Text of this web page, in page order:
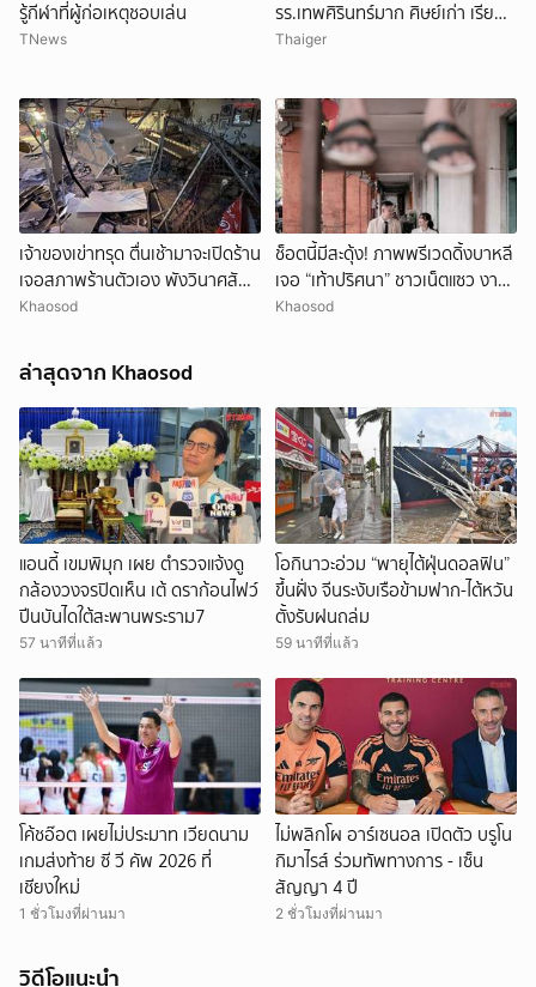
รู้กีฬาที่ผู้ก่อเหตุชอบเล่น
TNews
รร.เทพศิรินทร์มาก ศิษย์เก่า เรียน
จบกลับมาเป็นครู
Thaiger
เจ้าของเข่าทรุด ตื่นเช้ามาจะเปิดร้าน
เจอสภาพร้านตัวเอง พังวินาศสัน
ตะโร เสียหายนับล้าน
Khaosod
ช็อตนี้มีสะดุ้ง! ภาพพรีเวดดิ้งบาหลี
เจอ “เท้าปริศนา” ชาวเน็ตแซว งาน
แต่งหรือหนังผี
Khaosod
ล่าสุดจาก Khaosod
แอนดี้ เขมพิมุก เผย ตำรวจแจ้งดู
กล้องวงจรปิดเห็น เต้ ดราก้อนไฟว์
ปีนบันไดใต้สะพานพระราม7
57 นาทีที่แล้ว
โอกินาวะอ่วม “พายุไต้ฝุ่นดอลฟิน”
ขึ้นฝั่ง จีนระงับเรือข้ามฟาก-ไต้หวัน
ตั้งรับฝนถล่ม
59 นาทีที่แล้ว
โค้ชอ๊อต เผยไม่ประมาท เวียดนาม
เกมส่งท้าย ซี วี คัพ 2026 ที่
เชียงใหม่
1 ชั่วโมงที่ผ่านมา
ไม่พลิกโผ อาร์เซนอล เปิดตัว บรูโน
กิมาไรส์ ร่วมทัพทางการ - เซ็น
สัญญา 4 ปี
2 ชั่วโมงที่ผ่านมา
วิดีโอแนะนำ
ยกเลิก